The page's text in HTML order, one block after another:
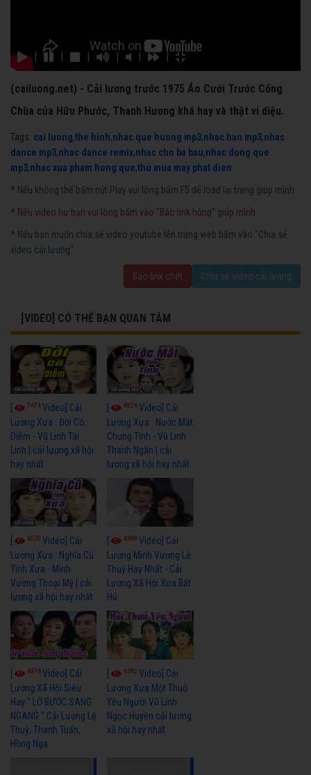
(cailuong.net) - Cải lương trước 1975 Áo Cưới Trước Cổng
Chùa của Hữu Phước, Thanh Hương khá hay và thật vi diệu.
Tags: cai luong,the hinh,nhac que huong mp3,nhac han mp3,nhac
dance mp3,nhac dance remix,nhac cho ba bau,nhac dong que
mp3,nhac xua pham hong que,thu mua may phat dien
* Nếu không thể bấm nút Play vui lòng bấm F5 để load lại trang giúp mình.
* Nếu video hư bạn vui lòng bấm vào "Báo link hỏng" giúp mình.
* Nếu bạn muốn chia sẻ video youtube lên trang web bấm vào "Chia sẻ
video cải lương".
Báo link chết Chia sẻ video cải lương
[VIDEO] CÓ THỂ BẠN QUAN TÂM
7674Video] Cải
Lương Xưa : Đời Cô
Diễm - Vũ Linh Tài
Linh | cải lương xã hội
hay nhất
6926Video] Cải
Lương Xưa : Nước Mắt
Chung Tình - Vũ Linh
Thanh Ngân | cải
lương xã hội hay nhất
6070 Video] Cải
Lương Xưa : Nghĩa Cũ
Tình Xưa - Minh
Vương Thoại Mỹ | cải
lương xã hội hay nhất
6688Video] Cải
Lương Minh Vương Lệ
Thuỷ Hay Nhất - Cải
Lương Xã Hội Xưa Bất
Hủ
6976Video] Cải
Lương Xã Hội Siêu
Hay " LỠ BƯỚC SANG
NGANG " Cải Lương Lệ
Thuỷ, Thanh Tuấn,
Hồng Nga
6392Video] Cải
Lương Xưa Một Thuở
Yêu Người Vũ Linh
Ngọc Huyền cải lương
xã hội hay nhất